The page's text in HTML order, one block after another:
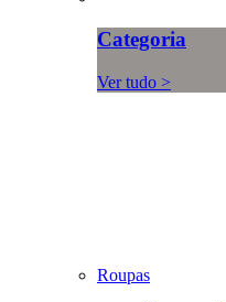
Categoria
Ver tudo >
Roupas